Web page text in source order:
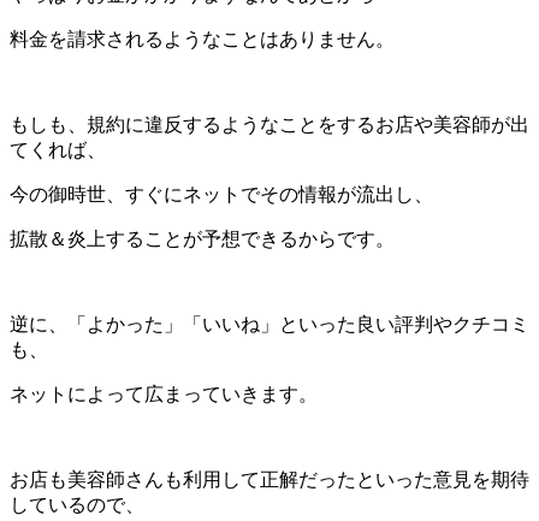
料金を請求されるようなことはありません。
もしも、規約に違反するようなことをするお店や美容師が出
てくれば、
今の御時世、すぐにネットでその情報が流出し、
拡散＆炎上することが予想できるからです。
逆に、「よかった」「いいね」といった良い評判やクチコミ
も、
ネットによって広まっていきます。
お店も美容師さんも利用して正解だったといった意見を期待
しているので、